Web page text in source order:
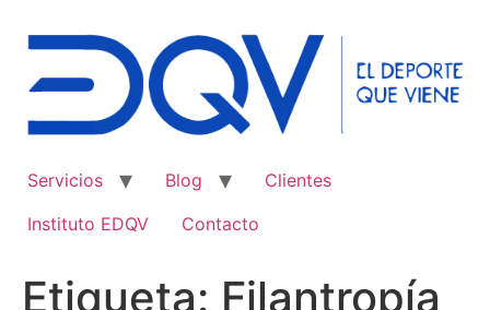
Servicios Blog
Clientes
Instituto EDQV
Contacto
Etiqueta: Filantropía